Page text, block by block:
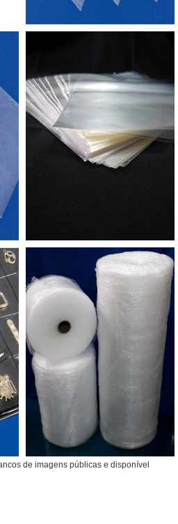
de imagens públicas e disponível